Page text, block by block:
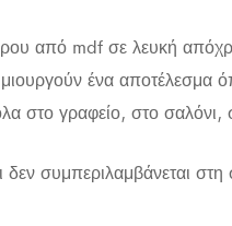
από mdf σε λευκή
ένα αποτέλεσμα
στο γραφείο, στο
συμπεριλαμβάνεται